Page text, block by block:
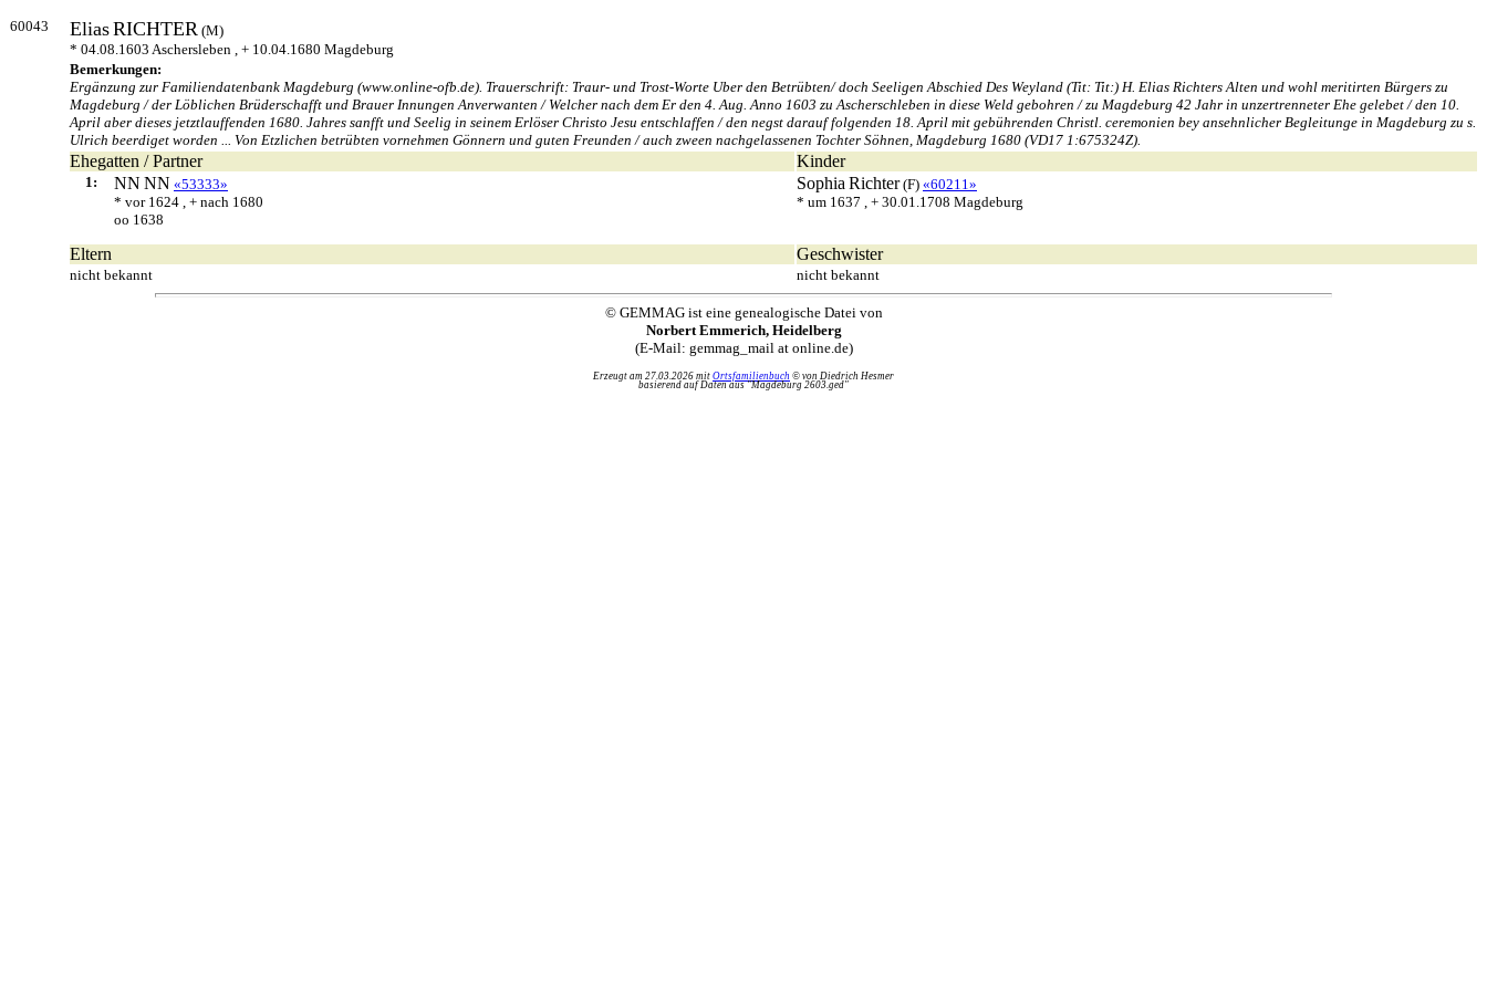
60043 EliasRICHTER (M)
* 04.08.1603 Aschersleben , + 10.04.1680 Magdeburg
Bemerkungen:
Ergänzung zur Familiendatenbank Magdeburg (www.online-ofb.de). Trauerschrift: Traur- und Trost-Worte Uber den Betrübten/ doch Seeligen Abschied Des Weyland (Tit: Tit:) H. Elias Richters Alten und wohl meritirten Bürgers zu
Magdeburg / der Löblichen Brüderschafft und Brauer Innungen Anverwanten / Welcher nach dem Er den 4. Aug. Anno 1603 zu Ascherschleben in diese Weld gebohren / zu Magdeburg 42 Jahr in unzertrenneter Ehe gelebet / den 10.
April aber dieses jetztlauffenden 1680. Jahres sanfft und Seelig in seinem Erlöser Christo Jesu entschlaffen / den negst darauf folgenden 18. April mit gebührenden Christl. ceremonien bey ansehnlicher Begleitunge in Magdeburg zu s.
Ulrich beerdiget worden ... Von Etzlichen betrübten vornehmen Gönnern und guten Freunden / auch zween nachgelassenen Tochter Söhnen, Magdeburg 1680 (VD17 1:675324Z).
Ehegatten / Partner Kinder
1: NN NN «53333»
* vor 1624 , + nach 1680
oo 1638
Sophia Richter(F) «60211»
* um 1637 , + 30.01.1708 Magdeburg
Eltern Geschwister
nicht bekannt nicht bekannt
© GEMMAG ist eine genealogische Datei von
Norbert Emmerich, Heidelberg
(E-Mail: gemmag_mail at online.de)
Erzeugt am 27.03.2026 mit Ortsfamilienbuch © von Diedrich Hesmer
basierend auf Daten aus "Magdeburg 2603.ged"